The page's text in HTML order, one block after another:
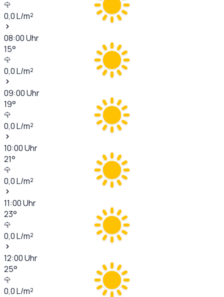
0,0L/m²
08:00Uhr
15°
0,0L/m²
09:00Uhr
19°
0,0L/m²
10:00Uhr
21°
0,0L/m²
11:00Uhr
23°
0,0L/m²
12:00Uhr
25°
0,0L/m²